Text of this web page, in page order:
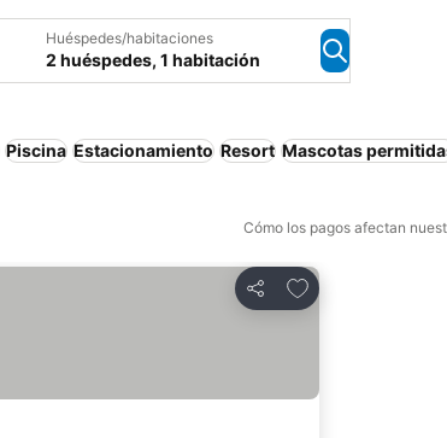
Huéspedes/habitaciones
2 huéspedes, 1 habitación
Piscina Estacionamiento Resort Mascotas
Cómo los pagos afectan
Compartir
Agregar a